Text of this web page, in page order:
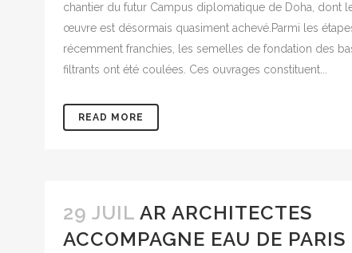
chantier du futur Campus diplomatique de Doha, dont
œuvre est désormais quasiment achevé.Parmi les
récemment franchies, les semelles de fondation des
filtrants ont été coulées. Ces ouvrages constituent...
READ MORE
29 JUIL AR ARCHITECTES
ACCOMPAGNE EAU DE PARIS